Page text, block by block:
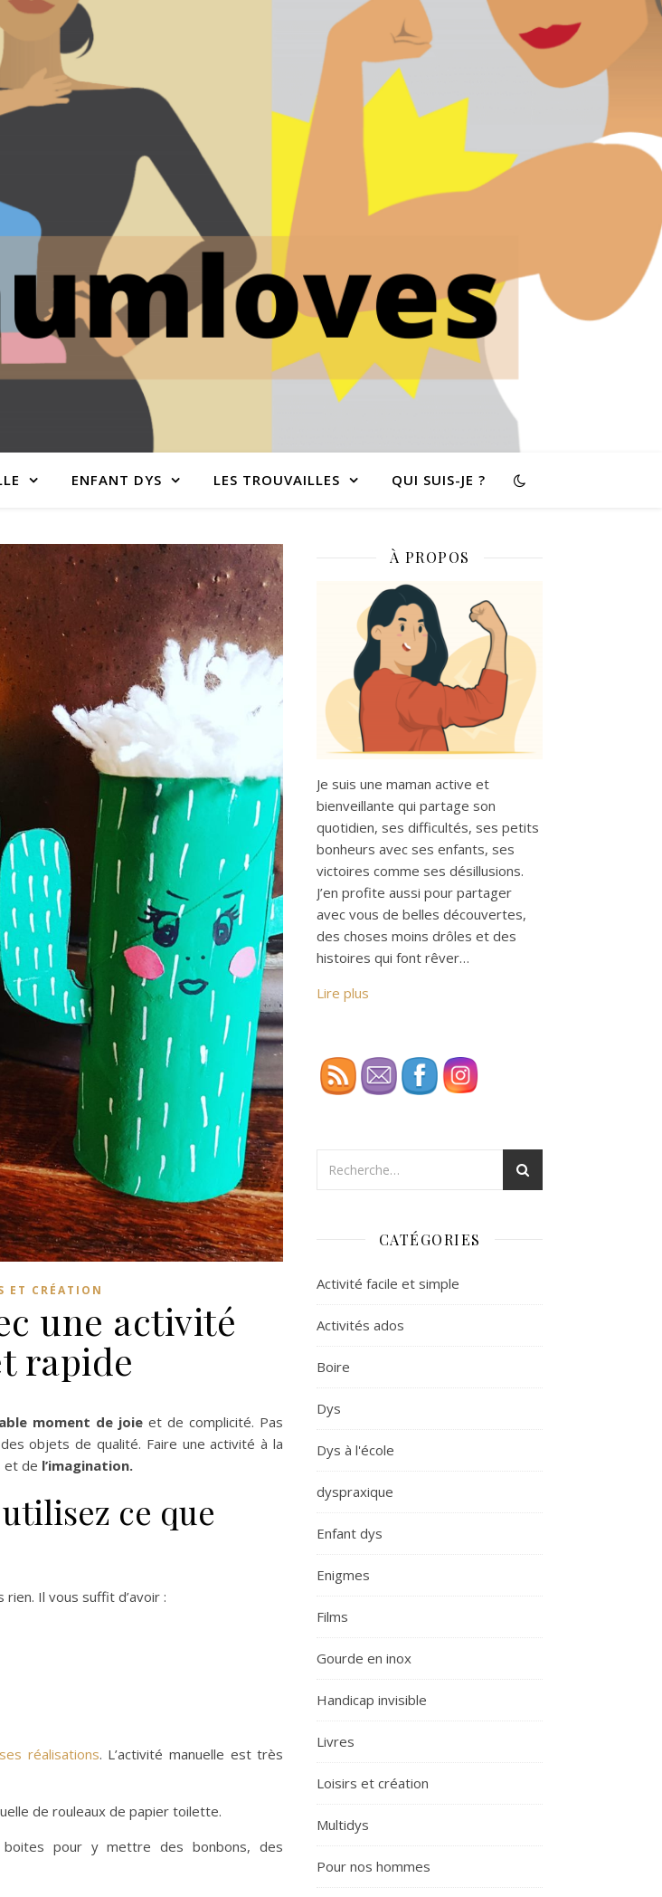
ENFANT DYS LES TROUVAILLES QUI SUIS-JE ?
ET CRÉATION
une activité
rapide
moment de joie et de complicité. Pas
objets de qualité. Faire une activité à la
et de l’imagination.
ce que
rien. Il vous suffit d’avoir :
réalisations. L’activité manuelle est très
de rouleaux de papier toilette.
pour y mettre des bonbons, des
À PROPOS
Je suis une maman active et
bienveillante qui partage son
quotidien, ses difficultés, ses petits
bonheurs avec ses enfants, ses
victoires comme ses désillusions.
J’en profite aussi pour partager
avec vous de belles découvertes,
des choses moins drôles et des
histoires qui font rêver…
Lire plus
CATÉGORIES
Activité facile et simple
Activités ados
Boire
Dys
Dys à l'école
dyspraxique
Enfant dys
Enigmes
Films
Gourde en inox
Handicap invisible
Livres
Loisirs et création
Multidys
Pour nos hommes